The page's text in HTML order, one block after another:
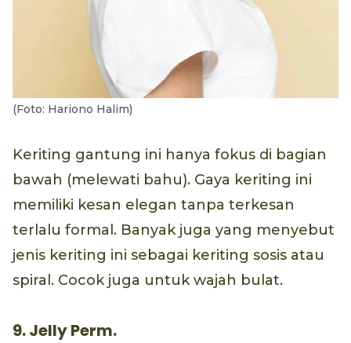
(Foto: Hariono Halim)
Keriting gantung ini hanya fokus di bagian
bawah (melewati bahu). Gaya keriting ini
memiliki kesan elegan tanpa terkesan
terlalu formal. Banyak juga yang menyebut
jenis keriting ini sebagai keriting sosis atau
spiral. Cocok juga untuk wajah bulat.
9. Jelly Perm.